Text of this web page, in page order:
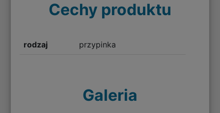
Cechy produktu
rodzaj przypinka
Galeria